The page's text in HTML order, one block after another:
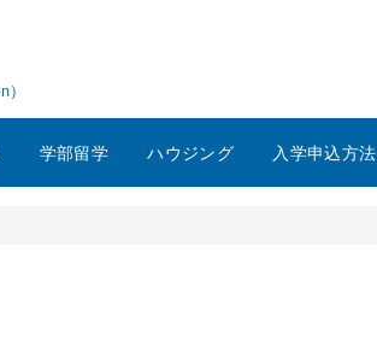
学部留学 ハウジング 入学申込方法